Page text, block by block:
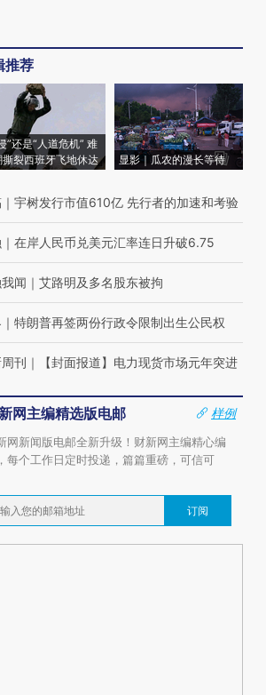
推荐
”还是“人道危机” 难
撕裂西班牙飞地休达
显影｜瓜农的漫长等待
｜ 宇树发行市值610亿 先行者的加速和考验
｜ 在岸人民币兑美元汇率连日升破6.75
闻 ｜ 艾路明及多名股东被拘
｜ 特朗普再签两份行政令限制出生公民权
刊 ｜ 【封面报道】电力现货市场元年突进
网主编精选版电邮
样例
网新闻版电邮全新升级！财新网主编精心编
每个工作日定时投递，篇篇重磅，可信可
订阅